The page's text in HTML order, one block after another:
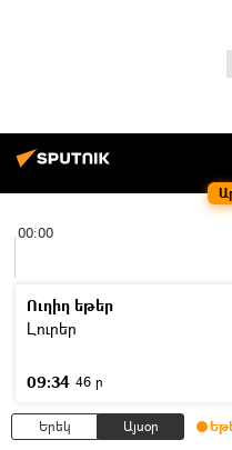
00:00
Ուղիղ եթեր
Լուրեր
09:34 46 ր
Երեկ Այսօր